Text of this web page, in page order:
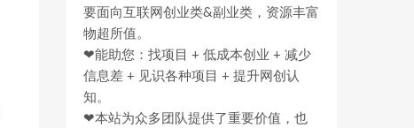
要面向互联网创业类&副业类，资源丰富
物超所值。
❤能助您：找项目 + 低成本创业 + 减少
信息差 + 见识各种项目 + 提升网创认
知。
❤本站为众多团队提供了重要价值，也